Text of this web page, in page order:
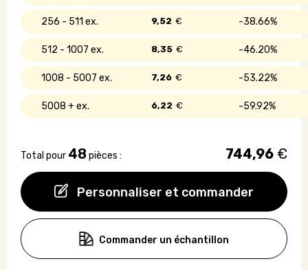
Personnaliser et commander
256 - 511 38.66%
9,52 €
512 - 1007 46.20%
8,35 €
1008 - 5007 53.22%
7,26 €
5008 + 59.92%
6,22 €
Total pour 48 pièces : 744,96 €
Commander un échantillon